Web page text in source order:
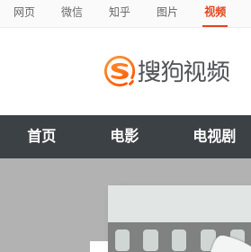
网页 微信 知乎 图片 视频
首页 电影 电视剧